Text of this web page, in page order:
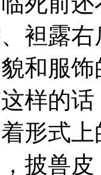
袒露
和服
这样的
形式
披兽